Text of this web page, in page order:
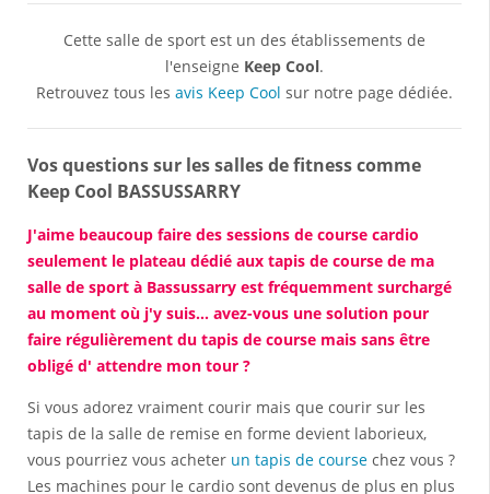
Cette salle de sport est un des établissements de
l'enseigne Keep Cool.
Retrouvez tous les avis Keep Cool sur notre page dédiée.
Vos questions sur les salles de fitness comme
Keep Cool BASSUSSARRY
J'aime beaucoup faire des sessions de course cardio
seulement le plateau dédié aux tapis de course de ma
salle de sport à Bassussarry est fréquemment surchargé
au moment où j'y suis... avez-vous une solution pour
faire régulièrement du tapis de course mais sans être
obligé d' attendre mon tour ?
Si vous adorez vraiment courir mais que courir sur les
tapis de la salle de remise en forme devient laborieux,
vous pourriez vous acheter un tapis de course chez vous ?
Les machines pour le cardio sont devenus de plus en plus